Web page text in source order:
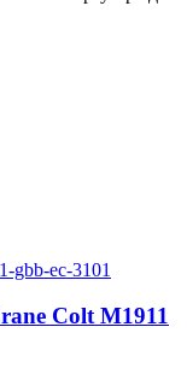
Colt M1911